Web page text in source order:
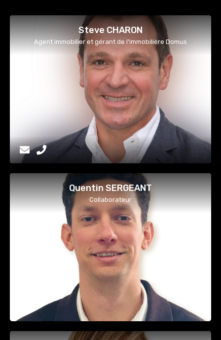
Steve CHARON
Agent immobilier et gérant de l'immobilière Domus
Quentin SERGEANT
Collaborateur